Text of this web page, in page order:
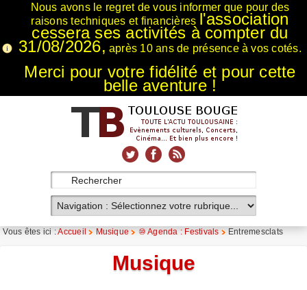
Nous avons le regret de vous informer que pour des
raisons techniques et financières l'association
cessera ses activités à compter du
31/08/2026, après 10 ans de présence à vos cotés.
Merci pour votre fidélité et pour cette
belle aventure !
Vous êtes ici :Accueil Musique ⑩ Agenda : Festivals Entremesclats
Musique